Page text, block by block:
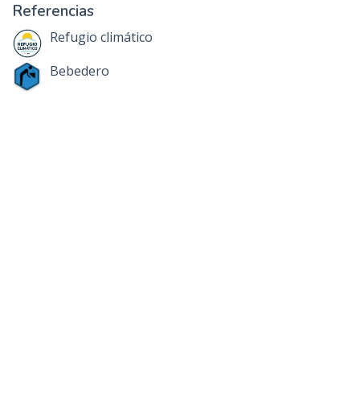
Referencias
Refugio climático
Bebedero